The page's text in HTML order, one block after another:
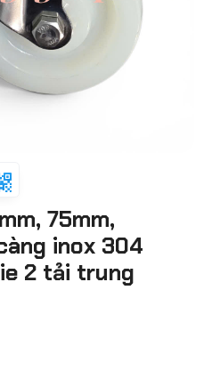
75mm,
inox 304
2 tải trung